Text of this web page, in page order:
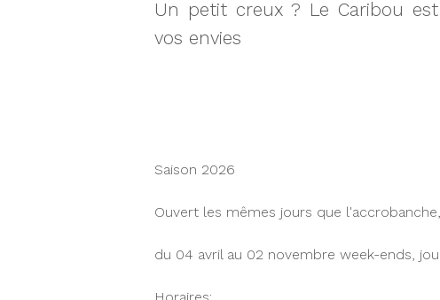
Un petit creux ? Le Caribou
vos envies
Saison 2026
Ouvert les mêmes jours que l'accrobanche,
du 04 avril au 02 novembre week-ends,
Horaires: